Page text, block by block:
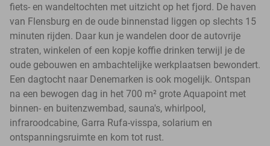
fiets- en wandeltochten met uitzicht op het fjord. De haven
van Flensburg en de oude binnenstad liggen op slechts 15
minuten rijden. Daar kun je wandelen door de autovrije
straten, winkelen of een kopje koffie drinken terwijl je de
oude gebouwen en ambachtelijke werkplaatsen bewondert.
Een dagtocht naar Denemarken is ook mogelijk. Ontspan
na een bewogen dag in het 700 m² grote Aquapoint met
binnen- en buitenzwembad, sauna's, whirlpool,
infraroodcabine, Garra Rufa-visspa, solarium en
ontspanningsruimte en kom tot rust.